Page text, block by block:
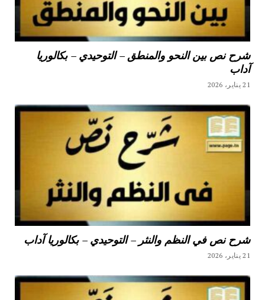
شرح نص بين النحو والمنطق – التوحيدي – بكالوريا
آداب
21 يناير، 2026
شرح نص في النظم والنثر – التوحيدي – بكالوريا آداب
21 يناير، 2026